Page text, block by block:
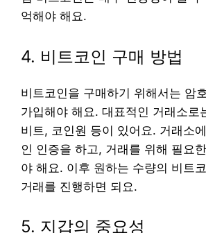
억해야 해요.
4. 비트코인 구매 방법
비트코인을 구매하기 위해서는 암
가입해야 해요. 대표적인 거래소로
비트, 코인원 등이 있어요. 거래소
인 인증을 하고, 거래를 위해 필요
야 해요. 이후 원하는 수량의 비트
거래를 진행하면 되요.
5. 지갑의 중요성